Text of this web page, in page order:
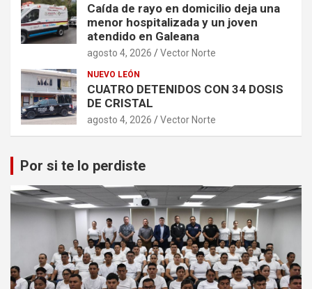
Caída de rayo en domicilio deja una
menor hospitalizada y un joven
atendido en Galeana
agosto 4, 2026 Vector Norte
NUEVO LEÓN
CUATRO DETENIDOS CON 34 DOSIS
DE CRISTAL
agosto 4, 2026 Vector Norte
Por si te lo perdiste